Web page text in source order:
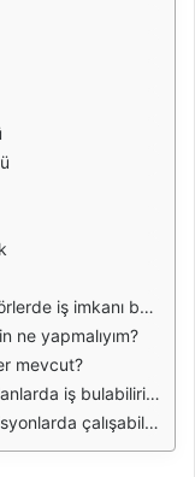
bulunmaktadır?
ne yapmalıyım?
mevcut?
iş bulabilirim?
çalışabilirim?